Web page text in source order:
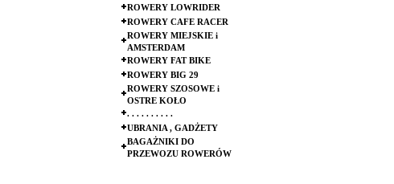
ROWERY LOWRIDER
ROWERY CAFE RACER
ROWERY MIEJSKIE i
AMSTERDAM
ROWERY FAT BIKE
ROWERY BIG 29
ROWERY SZOSOWE i
OSTRE KOŁO
. . . . . . . . . .
UBRANIA , GADŻETY
BAGAŻNIKI DO
PRZEWOZU ROWERÓW